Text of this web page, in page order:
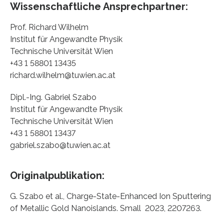
Wissenschaftliche Ansprechpartner:
Prof. Richard Wilhelm
Institut für Angewandte Physik
Technische Universität Wien
+43 1 58801 13435
richard.wilhelm@tuwien.ac.at
Dipl.-Ing. Gabriel Szabo
Institut für Angewandte Physik
Technische Universität Wien
+43 1 58801 13437
gabriel.szabo@tuwien.ac.at
Originalpublikation:
G. Szabo et al., Charge-State-Enhanced Ion Sputtering
of Metallic Gold Nanoislands. Small 2023, 2207263.